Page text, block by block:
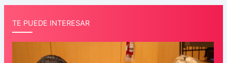
TE PUEDE INTERESAR